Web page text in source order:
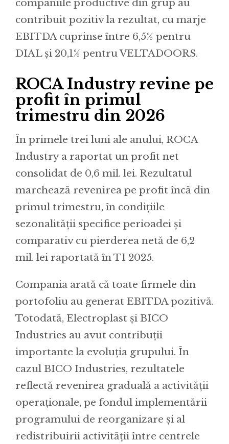
companiile productive din grup au
contribuit pozitiv la rezultat, cu marje
EBITDA cuprinse între 6,5% pentru
DIAL și 20,1% pentru VELTADOORS.
ROCA Industry revine pe
profit în primul
trimestru din 2026
În primele trei luni ale anului, ROCA
Industry a raportat un profit net
consolidat de 0,6 mil. lei. Rezultatul
marchează revenirea pe profit încă din
primul trimestru, în condițiile
sezonalității specifice perioadei și
comparativ cu pierderea netă de 6,2
mil. lei raportată în T1 2025.
Compania arată că toate firmele din
portofoliu au generat EBITDA pozitivă.
Totodată, Electroplast și BICO
Industries au avut contribuții
importante la evoluția grupului. În
cazul BICO Industries, rezultatele
reflectă revenirea graduală a activității
operaționale, pe fondul implementării
programului de reorganizare și al
redistribuirii activității între centrele